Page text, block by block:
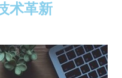
术革新